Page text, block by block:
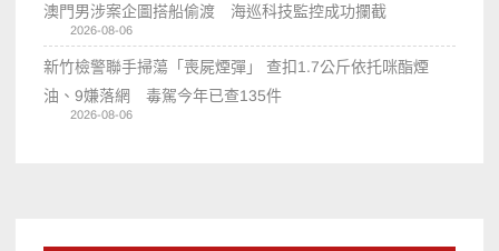
澳門男涉案企圖搭船偷渡 海巡科技監控成功攔截
2026-08-06
新竹檢警聯手掃蕩「喪屍煙彈」 查扣1.7公斤依托咪酯煙
油、9嫌落網 毒駕今年已查135件
2026-08-06